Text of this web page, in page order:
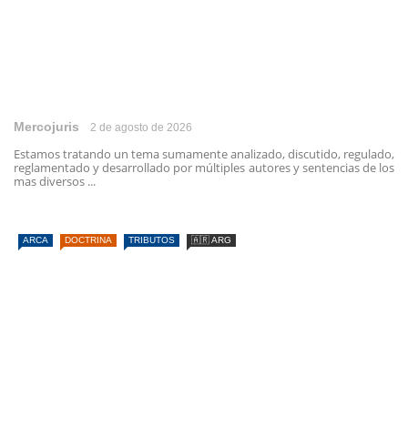
Mercojuris 2 de agosto de 2026
Estamos tratando un tema sumamente analizado, discutido, regulado,
reglamentado y desarrollado por múltiples autores y sentencias de los
mas diversos ...
ARCA DOCTRINA TRIBUTOS 🇦🇷 ARG